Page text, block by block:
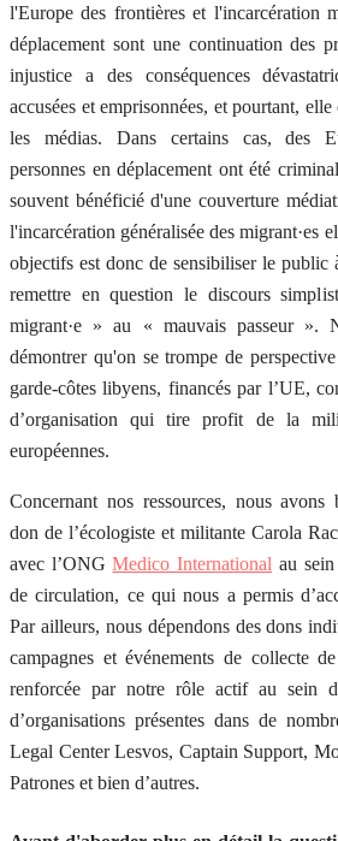
l'Europe des frontières et l'incarcération
déplacement sont une continuation des
injustice a des conséquences
accusées et emprisonnées, et pourtant,
les médias. Dans certains cas, des
personnes en déplacement ont été
souvent bénéficié d'une couverture
l'incarcération généralisée des migrant·es
objectifs est donc de sensibiliser le public
remettre en question le discours
migrant·e » au « mauvais passeur ».
démontrer qu'on se trompe de
garde-côtes libyens, financés par l’UE,
d’organisation qui tire profit de la
européennes.
Concernant nos ressources, nous avons
don de l’écologiste et militante Carola
avec l’ONGMedico International au
de circulation, ce qui nous a permis
Par ailleurs, nous dépendons des dons
campagnes et événements de collecte
renforcée par notre rôle actif au sein
d’organisations présentes dans de
Legal Center Lesvos, Captain Support,
Patrones et bien d’autres.